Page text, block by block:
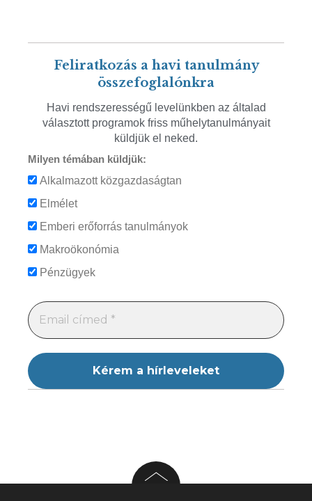
Feliratkozás a havi tanulmány
összefoglalónkra
Havi rendszerességű levelünkben az általad
választott programok friss műhelytanulmányait
küldjük el neked.
Milyen témában küldjük:
Alkalmazott közgazdaságtan
Elmélet
Emberi erőforrás tanulmányok
Makroökonómia
Pénzügyek